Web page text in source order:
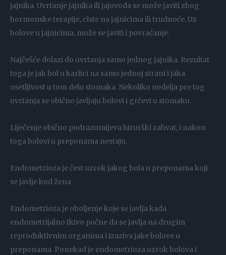
jajnika. Uvrtanje jajnika ili jajovoda se može javiti zbog
hormonske terapije, ciste na jajnicima ili trudnoće. Uz
bolove u jajnicima, može se javiti i povraćanje.
Najčešće dolazi do uvrtanja samo jednog jajnika. Rezultat
toga je jak bol u karlici na samo jednoj strani i jaka
osetljivost u tom delu stomaka. Nekoliko nedelja pre tog
uvrtanja se obično javljaju bolovi i grčevi u stomaku.
Liječenje obično podrazumijeva hirurški zahvat, i nakon
toga bolovi u preponama nestaju.
Endometrioza je čest uzrok jakog bola u preponama koji
se javlje kod žena
Endometrioza je oboljenje koje se javlja kada
endometrijalno tkivo počne da se javlja na drugim
reproduktivnim organima i izaziva jake bolove u
preponama. Ponekad je endometrioza uzrok bolova i